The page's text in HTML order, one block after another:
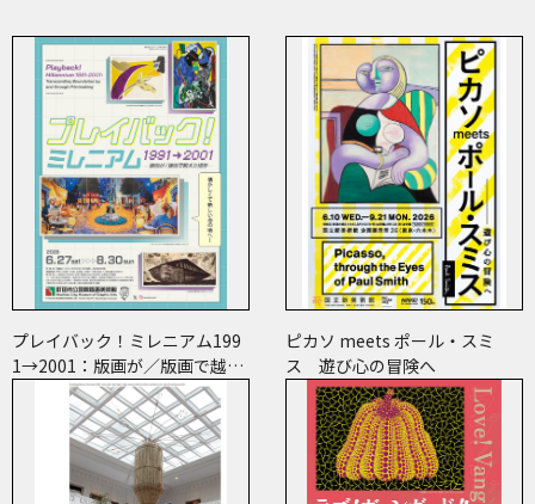
プレイバック！ミレニアム199
1→2001：版画が／版画で越え
ピカソ meets ポール・スミ
ス 遊び心の冒険へ